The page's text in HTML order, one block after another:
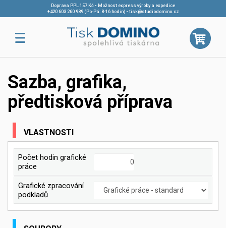
Doprava PPL 157 Kč • Možnost express výroby a expedice
+420 603 260 989 (Po-Pá: 8-16 hodin)• tisk@studiodomino.cz
Sazba, grafika,
předtisková příprava
VLASTNOSTI
Počet hodin grafické
práce
Grafické zpracování
podkladů